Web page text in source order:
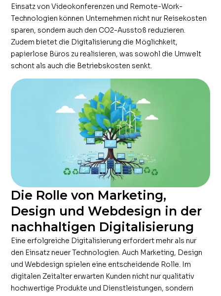
Einsatz von Videokonferenzen und Remote-Work-
Technologien können Unternehmen nicht nur Reisekosten
sparen, sondern auch den CO2-Ausstoß reduzieren.
Zudem bietet die Digitalisierung die Möglichkeit,
papierlose Büros zu realisieren, was sowohl die Umwelt
schont als auch die Betriebskosten senkt.
Die Rolle von Marketing,
Design und Webdesign in der
nachhaltigen Digitalisierung
Eine erfolgreiche Digitalisierung erfordert mehr als nur
den Einsatz neuer Technologien. Auch Marketing, Design
und Webdesign spielen eine entscheidende Rolle. Im
digitalen Zeitalter erwarten Kunden nicht nur qualitativ
hochwertige Produkte und Dienstleistungen, sondern